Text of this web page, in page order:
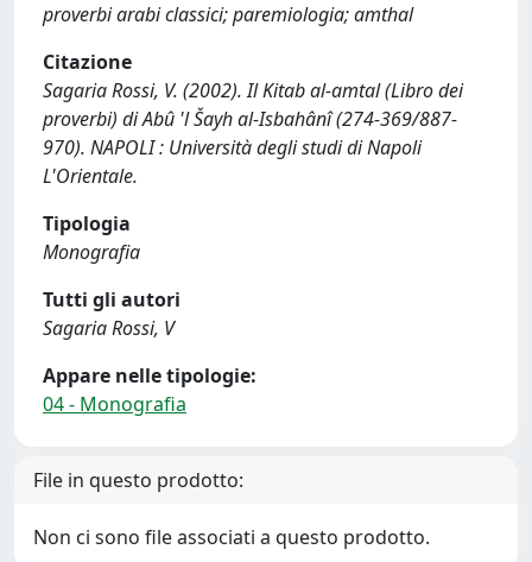
proverbi arabi classici; paremiologia; amthal
Citazione
Sagaria Rossi, V. (2002). Il Kitab al-amtal (Libro dei
proverbi) di Abû 'l Šayh al-Isbahânî (274-369/887-
970). NAPOLI : Università degli studi di Napoli
L'Orientale.
Tipologia
Monografia
Tutti gli autori
Sagaria Rossi, V
Appare nelle tipologie:
04 - Monografia
File in questo prodotto:
Non ci sono file associati a questo prodotto.